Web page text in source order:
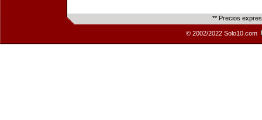
** Precios
© 2002/2022 Solo10.com